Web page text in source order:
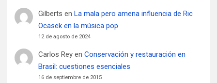
Gilberts en La mala pero amena influencia de Ric
Ocasek en la música pop
12 de agosto de 2024
Carlos Reyen Conservación y restauración en
Brasil: cuestiones esenciales
16 de septiembre de 2015